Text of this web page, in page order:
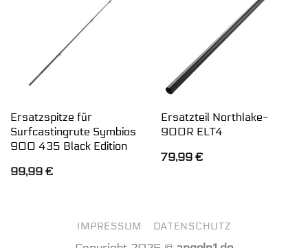
Ersatzspitze für
Surfcastingrute Symbios
900 435 Black Edition
99,99 €
Ersatzteil Northlake-
900R ELT4
79,99 €
IMPRESSUM DATENSCHUTZ